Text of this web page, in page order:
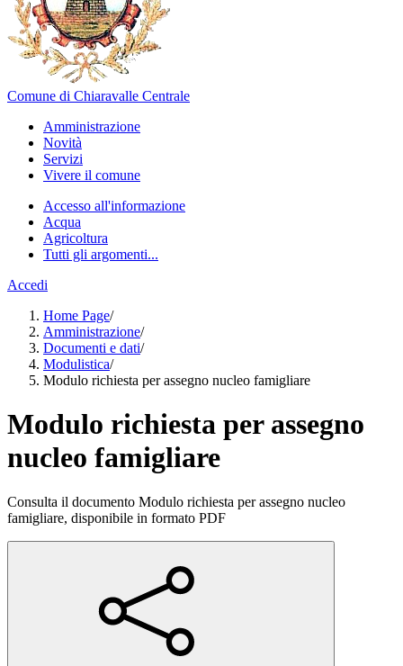
Comune di Chiaravalle Centrale
Amministrazione
Novità
Servizi
Vivere il comune
Accesso all'informazione
Acqua
Agricoltura
Tutti gli argomenti...
Accedi
Home Page/
Amministrazione/
Documenti e dati/
Modulistica/
Modulo richiesta per assegno nucleo famigliare
Modulo richiesta per assegno
nucleo famigliare
Consulta il documento Modulo richiesta per assegno nucleo
famigliare, disponibile in formato PDF